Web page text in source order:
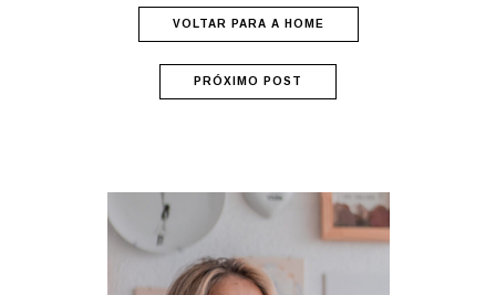
VOLTAR PARA A HOME
PRÓXIMO POST